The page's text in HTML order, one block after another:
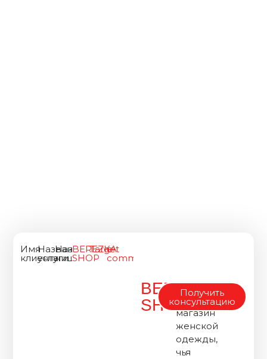
Имя
клиента
Название
услуги
Название
ниши
BEREZKA
SHOP
Target
e-
commerce
BEREZKA
SHOP
Это
интернет-
магазин
женской
одежды,
чья
Получить
консультацию